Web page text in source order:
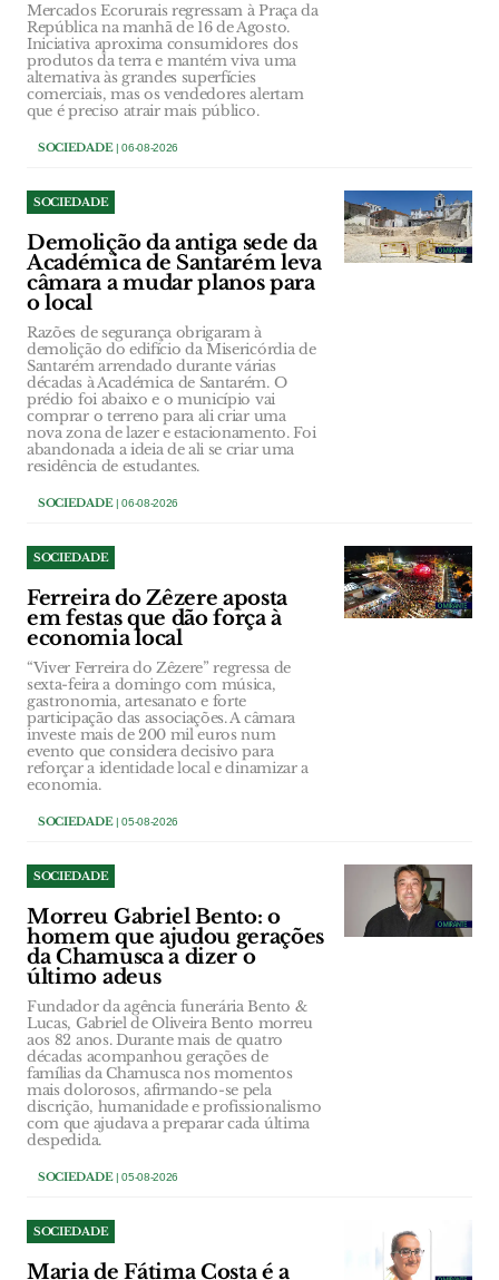
Mercados Ecorurais regressam à Praça da
República na manhã de 16 de Agosto.
Iniciativa aproxima consumidores dos
produtos da terra e mantém viva uma
alternativa às grandes superfícies
comerciais, mas os vendedores alertam
que é preciso atrair mais público.
SOCIEDADE| 06-08-2026
SOCIEDADE
Demolição da antiga sede da
Académica de Santarém leva
câmara a mudar planos para
o local
Razões de segurança obrigaram à
demolição do edifício da Misericórdia de
Santarém arrendado durante várias
décadas à Académica de Santarém. O
prédio foi abaixo e o município vai
comprar o terreno para ali criar uma
nova zona de lazer e estacionamento. Foi
abandonada a ideia de ali se criar uma
residência de estudantes.
SOCIEDADE| 06-08-2026
SOCIEDADE
Ferreira do Zêzere aposta
em festas que dão força à
economia local
“Viver Ferreira do Zêzere” regressa de
sexta-feira a domingo com música,
gastronomia, artesanato e forte
participação das associações. A câmara
investe mais de 200 mil euros num
evento que considera decisivo para
reforçar a identidade local e dinamizar a
economia.
SOCIEDADE| 05-08-2026
SOCIEDADE
Morreu Gabriel Bento: o
homem que ajudou gerações
da Chamusca a dizer o
último adeus
Fundador da agência funerária Bento &
Lucas, Gabriel de Oliveira Bento morreu
aos 82 anos. Durante mais de quatro
décadas acompanhou gerações de
famílias da Chamusca nos momentos
mais dolorosos, afirmando-se pela
discrição, humanidade e profissionalismo
com que ajudava a preparar cada última
despedida.
SOCIEDADE| 05-08-2026
SOCIEDADE
Maria de Fátima Costa é a